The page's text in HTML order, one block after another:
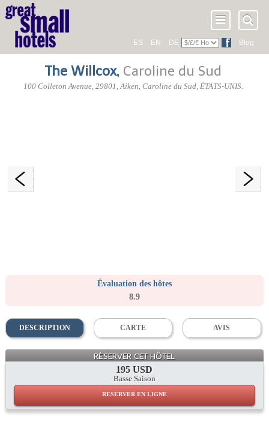
ES EN DE Blog
The Willcox, Caroline du Sud
100 Colleton Avenue, 29801 , Aiken, Caroline du Sud, ÉTATS-UNIS.
Évaluation des hôtes
8.9
DESCRIPTION CARTE AVIS
RÉSERVER CET HÔTEL
195 USD
Basse Saison
RESERVER EN LIGNE